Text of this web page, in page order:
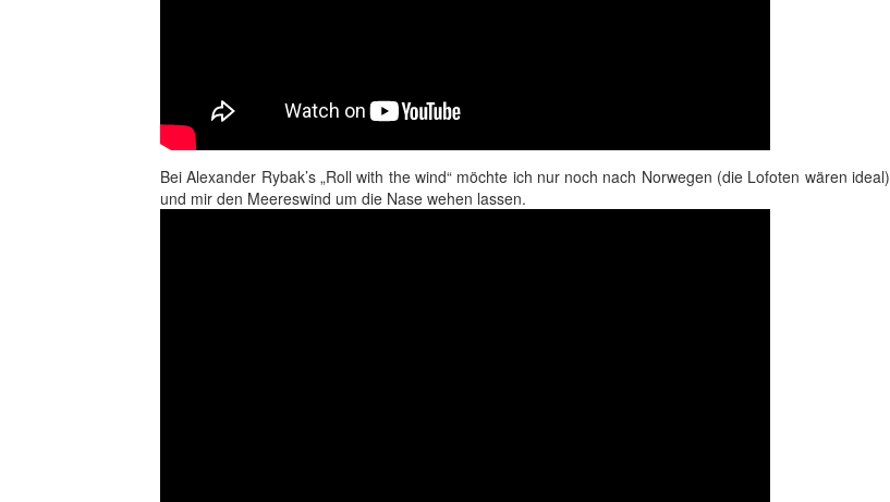
Bei Alexander Rybak’s „Roll with the wind“ möchte ich nur noch nach Norwegen (die Lofoten wären ideal)
und mir den Meereswind um die Nase wehen lassen.